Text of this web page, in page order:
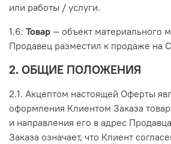
или работы / услуги.
1.6. Товар — объект материального
Продавец разместил к продаже на
2. ОБЩИЕ ПОЛОЖЕНИЯ
2.1. Акцептом настоящей Оферты
оформления Клиентом Заказа
и направления его в адрес
Заказа означает, что Клиент